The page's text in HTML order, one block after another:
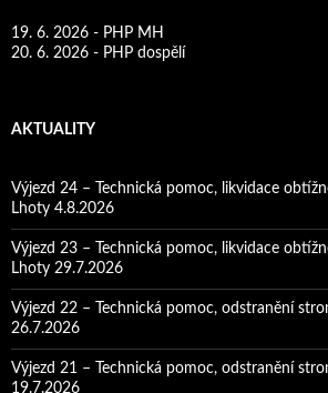
19. 6. 2026 - PHP MH
20. 6. 2026 - PHP dospělí
AKTUALITY
Výjezd 24 – Technická pomoc, likvidace
Lhoty 4.8.2026
Výjezd 23 – Technická pomoc, likvidace
Lhoty 29.7.2026
Výjezd 22 – Technická pomoc, odstranění
26.7.2026
Výjezd 21 – Technická pomoc, odstranění
19.7.2026